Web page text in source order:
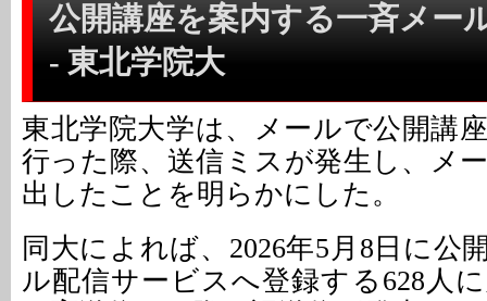
公開講座を案内する一斉メー
- 東北学院大
東北学院大学は、メールで公開講
行った際、送信ミスが発生し、メ
出したことを明らかにした。
同大によれば、2026年5月8日に公
ル配信サービスへ登録する628人